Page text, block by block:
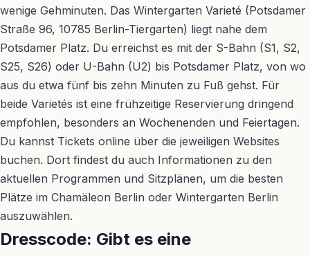
wenige Gehminuten. Das Wintergarten Varieté (Potsdamer
Straße 96, 10785 Berlin-Tiergarten) liegt nahe dem
Potsdamer Platz. Du erreichst es mit der S-Bahn (S1, S2,
S25, S26) oder U-Bahn (U2) bis Potsdamer Platz, von wo
aus du etwa fünf bis zehn Minuten zu Fuß gehst. Für
beide Varietés ist eine frühzeitige Reservierung dringend
empfohlen, besonders an Wochenenden und Feiertagen.
Du kannst Tickets online über die jeweiligen Websites
buchen. Dort findest du auch Informationen zu den
aktuellen Programmen und Sitzplänen, um die besten
Plätze im Chamäleon Berlin oder Wintergarten Berlin
auszuwählen.
Dresscode: Gibt es eine